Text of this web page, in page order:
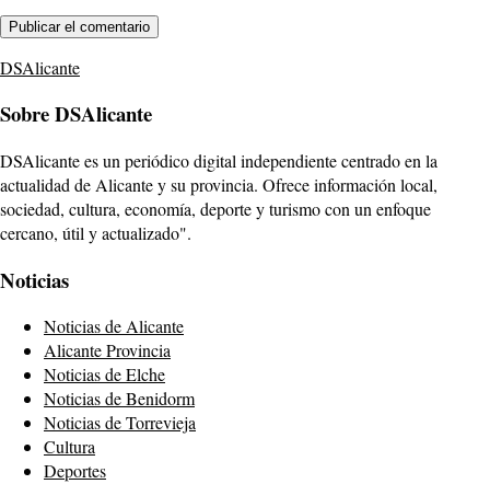
DSAlicante
Sobre DSAlicante
DSAlicante es un periódico digital independiente centrado en la
actualidad de Alicante y su provincia. Ofrece información local,
sociedad, cultura, economía, deporte y turismo con un enfoque
cercano, útil y actualizado".
Noticias
Noticias de Alicante
Alicante Provincia
Noticias de Elche
Noticias de Benidorm
Noticias de Torrevieja
Cultura
Deportes